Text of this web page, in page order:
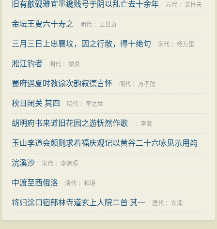
旧有歙砚雅宜墨鑱贱号于阴以乱亡去十余年 元代 ： 艾性夫
金坛王叟六十寿之 明代 ：王世贞
三月三日上忠襄坟，因之行散，得十绝句 宋代 ：杨万里
淞江钓者 明代 ：黎贞
蜀府遇夏时教谕次韵叙德言怀 明代 ： 方孝孺
秋日闭关 其四 明代 ：李之世
胡明府书来道旧花园之游怃然作歌 ：李蓘
玉山李道会颜则求着福庆观记以黄谷二十六咏见示用韵
以寄 其三 明代：郑真
浣溪沙 宋代 ：李清照
中渡至西俄洛 清代 ：和瑛
将归涂口宿郁林寺道玄上人院二首 其一 唐代 ：许浑